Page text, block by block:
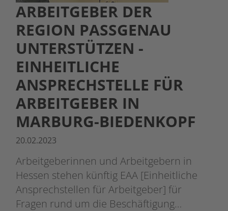
ARBEITGEBER DER
REGION PASSGENAU
UNTERSTÜTZEN -
EINHEITLICHE
ANSPRECHSTELLE FÜR
ARBEITGEBER IN
MARBURG-BIEDENKOPF
20.02.2023
Arbeitgeberinnen und Arbeitgebern in
Hessen stehen künftig EAA [Einheitliche
Ansprechstellen für Arbeitgeber] für
Fragen rund um die Beschäftigung…